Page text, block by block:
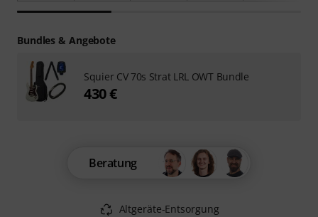
Beratung
Altgeräte-Entsorgung
Bundles & Angebote
Squier CV 70s Strat LRL OWT Bundle
430 €